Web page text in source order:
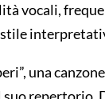
vocali,
stile
una